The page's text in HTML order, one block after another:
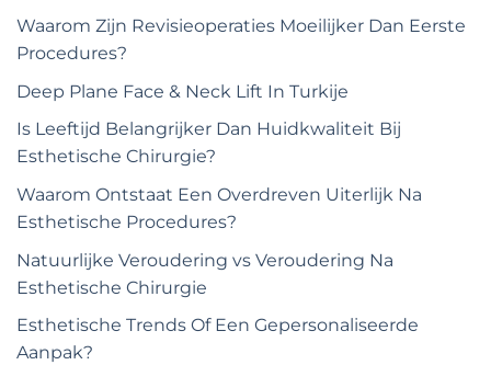
Waarom Zijn Revisieoperaties Moeilijker Dan Eerste
Procedures?
Deep Plane Face & Neck Lift In Turkije
Is Leeftijd Belangrijker Dan Huidkwaliteit Bij
Esthetische Chirurgie?
Waarom Ontstaat Een Overdreven Uiterlijk Na
Esthetische Procedures?
Natuurlijke Veroudering vs Veroudering Na
Esthetische Chirurgie
Esthetische Trends Of Een Gepersonaliseerde
Aanpak?